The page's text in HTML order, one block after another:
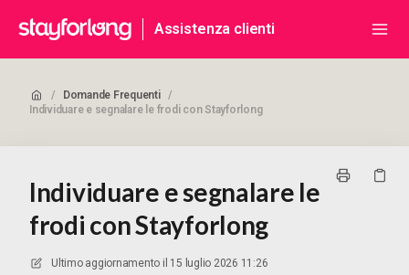
Assistenza clienti
/ Domande Frequenti /
Individuare e segnalare le frodi con Stayforlong
Individuare e segnalare le
frodi con Stayforlong
Ultimo aggiornamento il 15 luglio 2026 11:26